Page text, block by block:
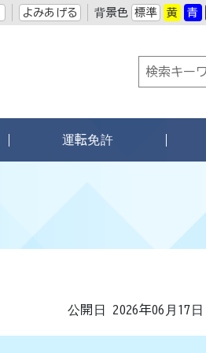
よみあげる 背景色 標準 黄 青
運転免許
公開日 2026年06月17日